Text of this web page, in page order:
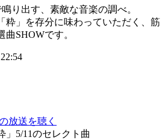
り出す、素敵な音楽の調べ。
粋」を存分に味わっていただく、筋
SHOWです。
放送を聴く
」5/11のセレクト曲